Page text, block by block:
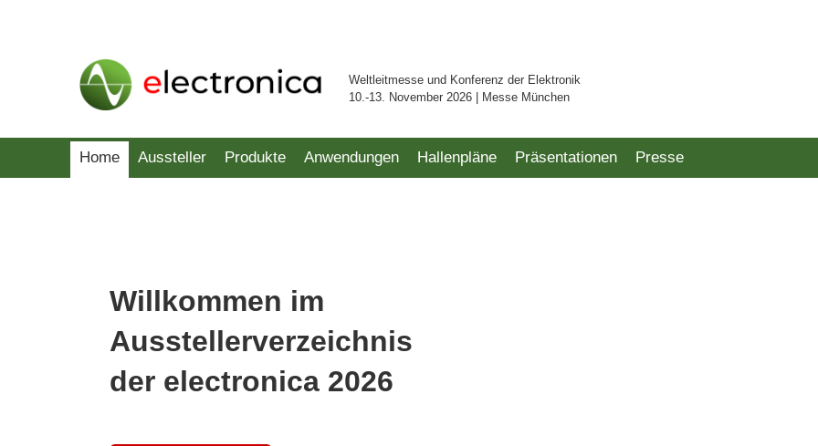
Weltleitmesse und Konferenz der Elektronik
10.-13. November 2026 | Messe München
Home Aussteller Produkte Anwendungen Hallenpläne Präsentationen Presse
Willkommen im
Ausstellerverzeichnis
der electronica 2026